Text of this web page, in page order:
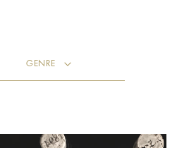
Genre
GENRE